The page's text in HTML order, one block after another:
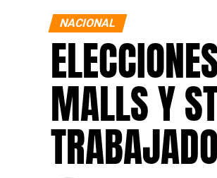
NACIONAL
MALLS Y